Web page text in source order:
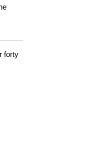
forty